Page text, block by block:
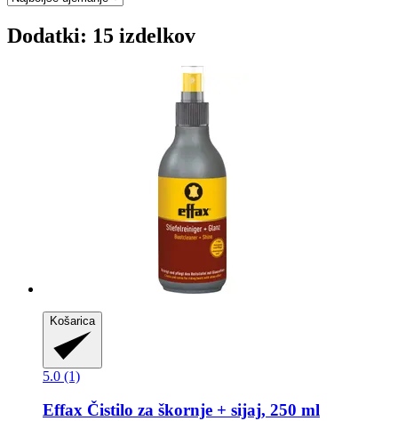
Dodatki: 15 izdelkov
Košarica
5.0 (1)
Effax Čistilo za škornje + sijaj, 250 ml